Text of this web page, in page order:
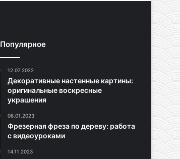
Популярное
12.07.2022
Декоративные настенные картины:
оригинальные воскресные
украшения
06.01.2023
Фрезерная фреза по дереву: работа
с видеоуроками
14.11.2023